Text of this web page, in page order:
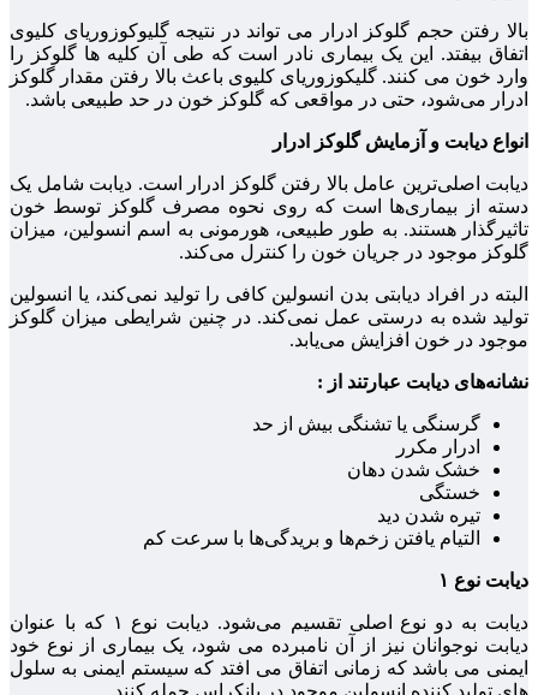
بالا رفتن حجم گلوکز ادرار می‌ تواند در نتیجه گلیوکوزوریای کلیوی
اتفاق بیفتد. این یک بیماری نادر است که طی آن کلیه‌ ها گلوکز را
وارد خون می‌ کنند. گلیکوزوریای کلیوی باعث بالا رفتن مقدار گلوکز
ادرار می‌شود، حتی در مواقعی که گلوکز خون در حد طبیعی باشد.
انواع دیابت و آزمایش گلوکز ادرار
دیابت اصلی‌ترین عامل بالا رفتن گلوکز ادرار است. دیابت شامل یک
دسته از بیماری‌ها است که روی نحوه مصرف گلوکز توسط خون
تاثیرگذار هستند. به طور طبیعی، هورمونی به اسم انسولین، میزان
گلوکز موجود در جریان خون را کنترل می‌کند.
البته در افراد دیابتی بدن انسولین کافی را تولید نمی‌کند، یا انسولین
تولید شده به درستی عمل نمی‌کند. در چنین شرایطی میزان گلوکز
موجود در خون افزایش می‌یابد.
نشانه‌های دیابت عبارتند از :
گرسنگی یا تشنگی بیش از حد
ادرار مکرر
خشک شدن دهان
خستگی
تیره شدن دید
التیام یافتن زخم‌ها و بریدگی‌ها با سرعت کم
دیابت نوع ۱
دیابت به دو نوع اصلی تقسیم می‌شود. دیابت نوع ۱ که با عنوان
دیابت نوجوانان نیز از آن نامبرده می شود، یک بیماری از نوع خود
ایمنی می باشد که زمانی اتفاق می افتد که سیستم ایمنی به سلول‌
های تولید کننده انسولین موجود در پانکراس حمله کنند.